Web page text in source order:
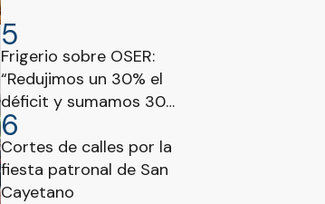
5
Frigerio sobre OSER:
“Redujimos un 30% el
déficit y sumamos 300
mil prestaciones”
6
Cortes de calles por la
fiesta patronal de San
Cayetano